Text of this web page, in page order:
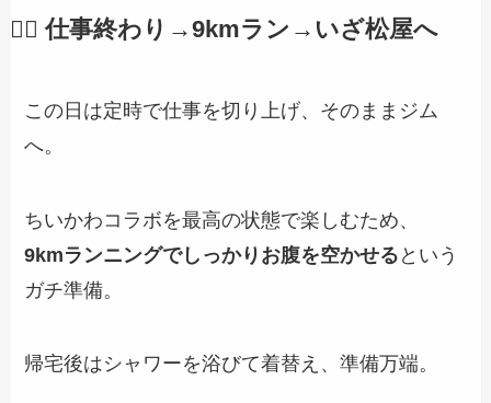
🏃‍♂️ 仕事終わり→9kmラン→いざ松屋へ
この日は定時で仕事を切り上げ、そのままジム
へ。
ちいかわコラボを最高の状態で楽しむため、
9kmランニングでしっかりお腹を空かせる という
ガチ準備。
帰宅後はシャワーを浴びて着替え、準備万端。